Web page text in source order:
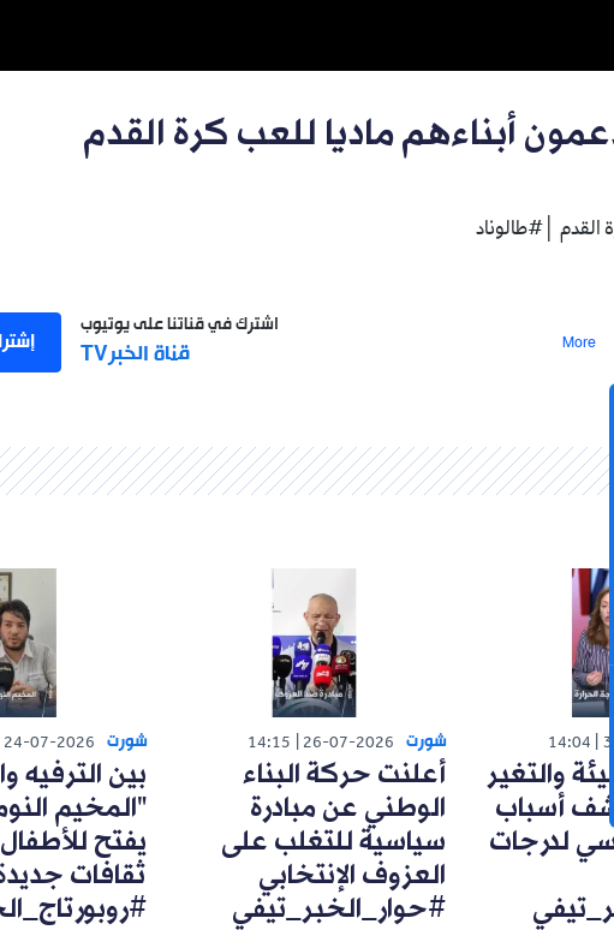
أبناءهم ماديا للعب كرة القدم
القدم │#طالوناد
More
اشترك في قناتنا على يوتيوب
قناة الخبرTV
14:04
والتغير
أسباب
لدرجات
شورت 26-07-2026
14:15
أعلنت حركة البناء
الوطني عن مبادرة
سياسية للتغلب على
العزوف الإنتخابي
#حوار_الخبر_تيفي
شورت 24-07-2026
بين الترفيه
"المخيم
يفتح
ثقافات